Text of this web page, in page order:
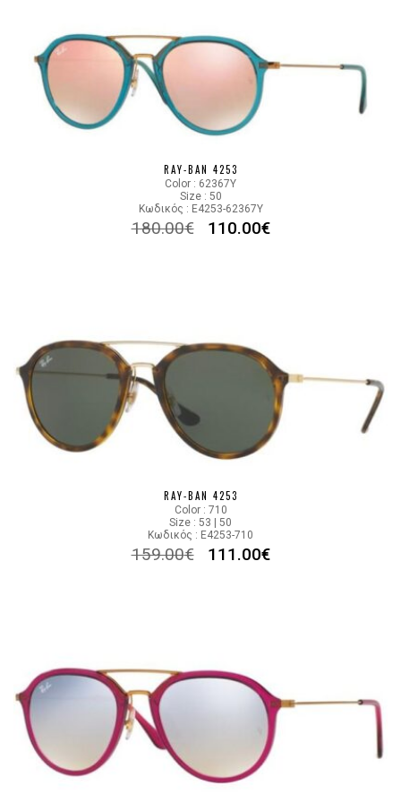
RAY-BAN 4253
Color : 62367Y
Size : 50
Κωδικός : E4253-62367Y
180.00€ 110.00€
RAY-BAN 4253
Color : 710
Size : 53 | 50
Κωδικός : E4253-710
159.00€ 111.00€